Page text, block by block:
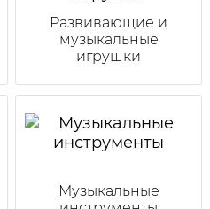
Развивающие и
музыкальные
игрушки
Музыкальные